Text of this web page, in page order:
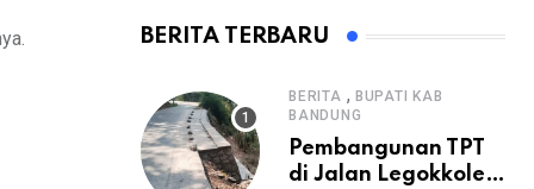
BERITA TERBARU
BERITA , BUPATI KAB
BANDUNG
Pembangunan TPT
di Jalan Legokkole